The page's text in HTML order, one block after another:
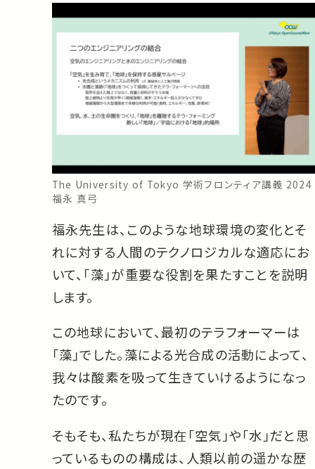
The University of Tokyo 学術フロンティア講義 2024
福永 真弓
福永先生は、このような地球環境の変化とそ
れに対する人間のテクノロジカルな適応にお
いて、「藻」が重要な役割を果たすことを説明
します。
この地球において、最初のテラフォーマーは
「藻」でした。藻による光合成の活動によって、
我々は酸素を吸って生きていけるようになっ
たのです。
そもそも、私たちが現在「空気」や「水」だと思
っているものの構成は、人類以前の遥かな歴